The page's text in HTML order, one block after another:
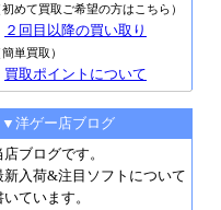
初めて買取ご希望の方はこちら）
２回目以降の買い取り
簡単買取）
買取ポイントについて
▼洋ゲー店ブログ
店ブログです。
新入荷&注目ソフトについて
いています。